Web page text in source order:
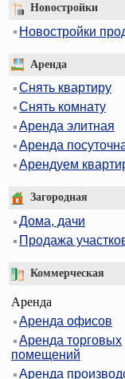
Новостройки
Новостройки
Аренда
Снять квартиру
Снять комнату
Аренда элитная
Аренда
Арендуем
Загородная
Дома, дачи
Продажа
Коммерческая
Аренда
Аренда офисов
Аренда торговых
помещений
Аренда